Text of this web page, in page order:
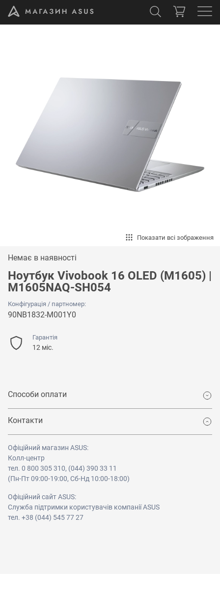
Показати всі зображення
Немає в наявності
Ноутбук Vivobook 16 OLED (M1605) |
M1605NAQ-SH054
Конфігурація / партномер:
90NB1832-M001Y0
Гарантія
12 міс.
Способи оплати
Контакти
Офіційний магазин ASUS:
Колл-центр
тел. 0 800 305 310, (044) 390 33 11
(Пн-Пт 09:00-19:00, Сб-Нд 10:00-18:00)
Офіційний сайт ASUS:
Служба підтримки користувачів компанії ASUS
тел. +38 (044) 545 77 27